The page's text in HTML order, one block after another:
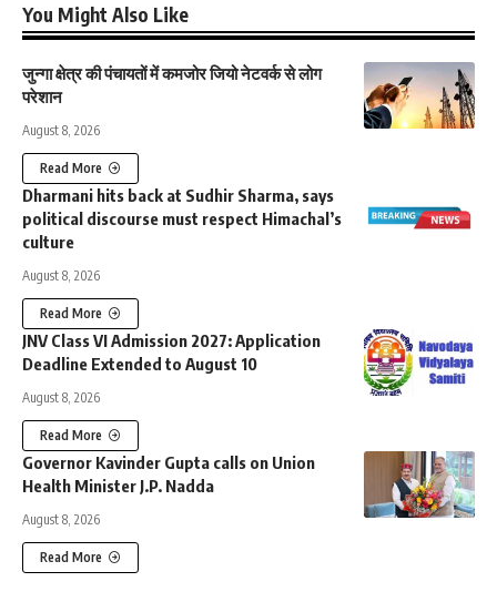
You Might Also Like
जुन्गा क्षेत्र की पंचायतों में कमजोर जियो नेटवर्क से लोग
परेशान
August 8, 2026
Read More
Dharmani hits back at Sudhir Sharma, says
political discourse must respect Himachal’s
culture
August 8, 2026
Read More
JNV Class VI Admission 2027: Application
Deadline Extended to August 10
August 8, 2026
Read More
Governor Kavinder Gupta calls on Union
Health Minister J.P. Nadda
August 8, 2026
Read More